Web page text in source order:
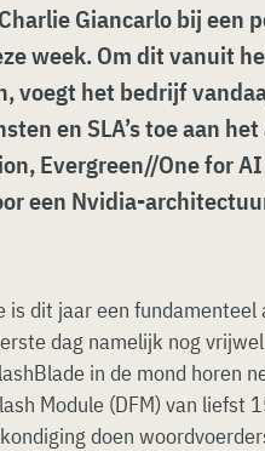
Giancarlo bij een
week. Om dit vanuit
voegt het bedrijf
en SLA’s toe aan
Evergreen//One for
een Nvidia-
is dit jaar een
dag namelijk nog
in de mond horen
Module (DFM) van liefst
doen